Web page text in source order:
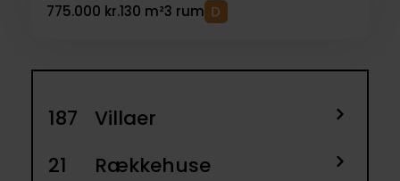
775.000 kr.130 m²3 rum
187
Villaer
21
Rækkehuse